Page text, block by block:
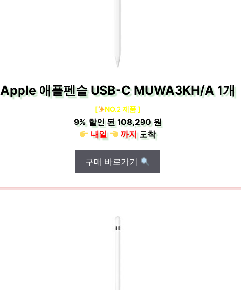
Apple 애플펜슬 USB-C MUWA3KH/A 1개
[ NO.2 제품 ]
9%할인 된108,290 원
내일
까지도착
구매 바로가기